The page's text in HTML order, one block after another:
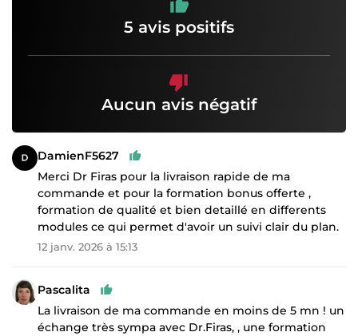
5 avis positifs
Aucun avis négatif
DamienF5627
Merci Dr Firas pour la livraison rapide de ma
commande et pour la formation bonus offerte ,
formation de qualité et bien detaillé en differents
modules ce qui permet d'avoir un suivi clair du plan.
12 janv. 2026 à 15:13
Pascalita
La livraison de ma commande en moins de 5 mn ! un
échange très sympa avec Dr.Firas, , une formation